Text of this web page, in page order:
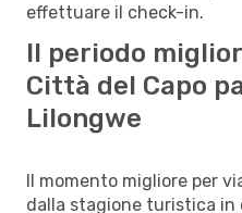
effettuare il check-in.
Il periodo
Città del Capo
Lilongwe
Il momento migliore per
dalla stagione turistica in